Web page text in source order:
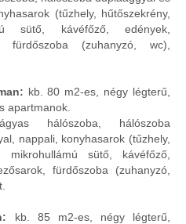
(tűzhely, hűtőszekrény,
sütő, kávéfőző, edények,
fürdőszoba (zuhanyzó, wc),
kb. 80 m2-es, négy légterű,
apartmanok.
hálószoba, hálószoba
nappali, konyhasarok (tűzhely,
mikrohullámú sütő, kávéfőző,
fürdőszoba (zuhanyzó,
kb. 85 m2-es, négy légterű,